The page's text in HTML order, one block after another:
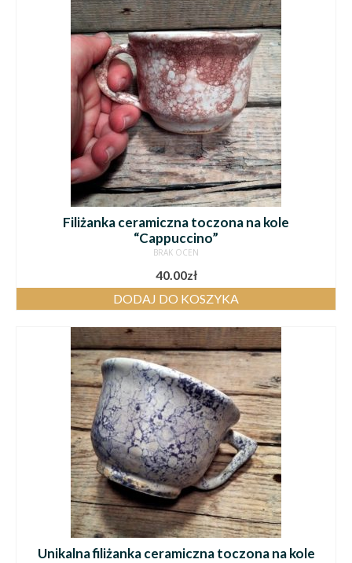
Filiżanka ceramiczna toczona na kole
“Cappuccino”
BRAK OCEN
40.00zł
DODAJ DO KOSZYKA
Unikalna filiżanka ceramiczna toczona na kole